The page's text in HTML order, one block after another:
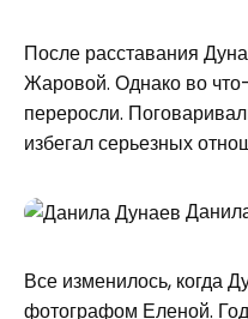
После расставания
Жаровой. Однако во
переросли.
избегал серьезных
Все изменилось, когда
фотографом Еленой.